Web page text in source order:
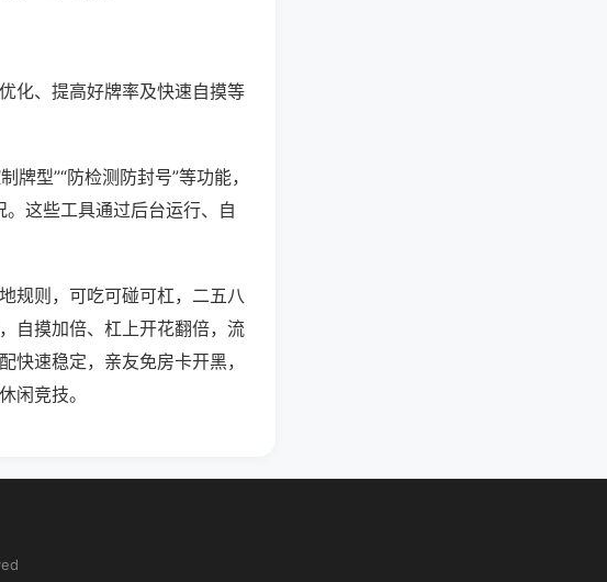
化、提高好牌率及快速自摸等
型”“防检测防封号”等功能，
。这些工具通过后台运行、自
规则，可吃可碰可杠，二五八
自摸加倍、杠上开花翻倍，流
快速稳定，亲友免房卡开黑，
闲竞技。